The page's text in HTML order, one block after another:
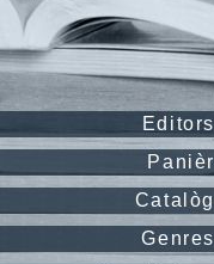
Editors
Panièr
Catalòg
Genres